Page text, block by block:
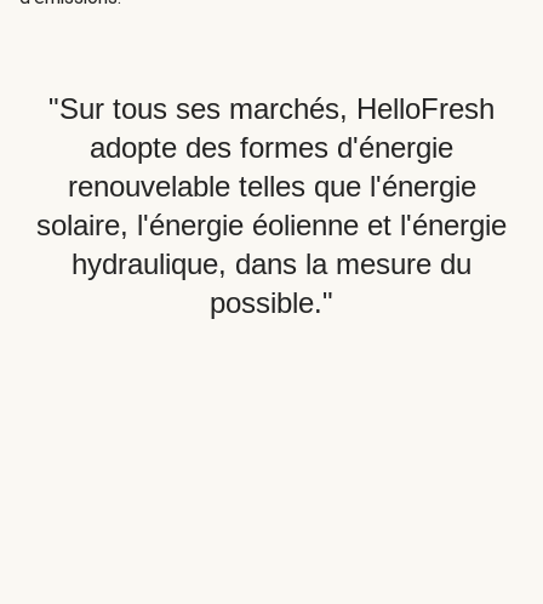
"Sur tous ses marchés, HelloFresh
adopte des formes d'énergie
renouvelable telles que l'énergie
solaire, l'énergie éolienne et l'énergie
hydraulique, dans la mesure du
possible."